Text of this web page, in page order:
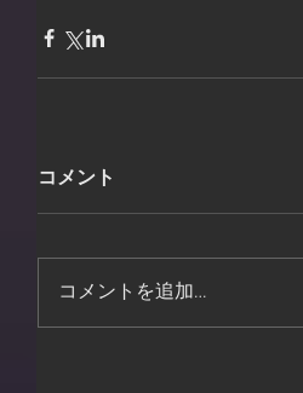
コメント
コメントを追加…